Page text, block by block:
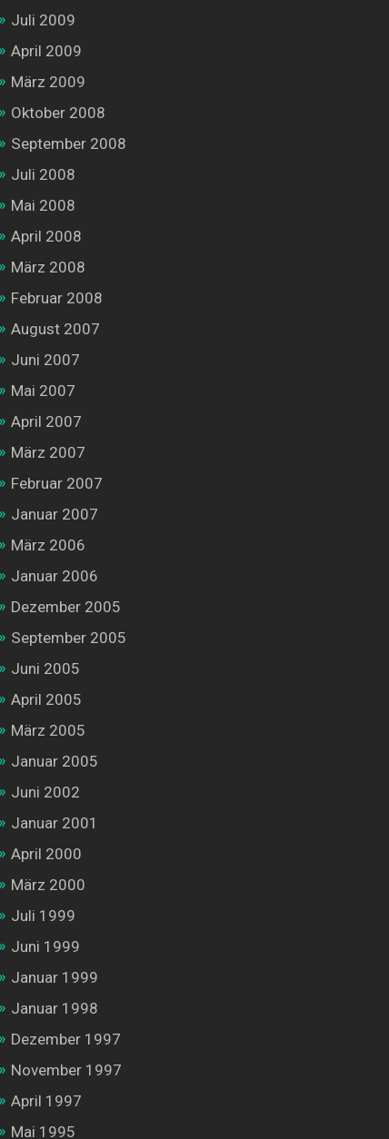
Juli 2009
April 2009
März 2009
Oktober 2008
September 2008
Juli 2008
Mai 2008
April 2008
März 2008
Februar 2008
August 2007
Juni 2007
Mai 2007
April 2007
März 2007
Februar 2007
Januar 2007
März 2006
Januar 2006
Dezember 2005
September 2005
Juni 2005
April 2005
März 2005
Januar 2005
Juni 2002
Januar 2001
April 2000
März 2000
Juli 1999
Juni 1999
Januar 1999
Januar 1998
Dezember 1997
November 1997
April 1997
Mai 1995